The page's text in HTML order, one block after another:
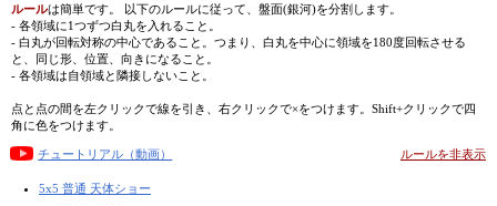
ルールは簡単です。 以下のルールに従って、盤面(銀河)を分割します。
- 各領域に1つずつ白丸を入れること。
- 白丸が回転対称の中心であること。つまり、白丸を中心に領域を180度回転させる
と、同じ形、位置、向きになること。
- 各領域は自領域と隣接しないこと。
点と点の間を左クリックで線を引き、右クリックで×をつけます。Shift+クリックで四
角に色をつけます。
チュートリアル（動画） ルールを非表示
5x5 普通 天体ショー